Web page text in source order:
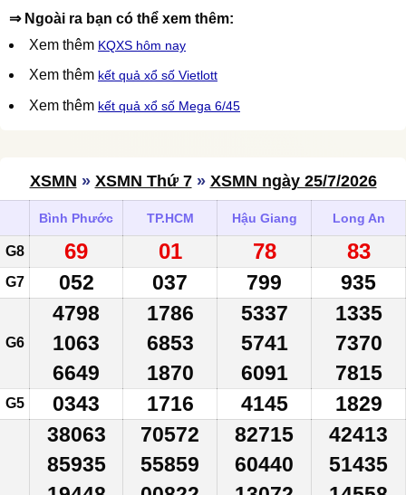
⇒ Ngoài ra bạn có thể xem thêm:
Xem thêm KQXS hôm nay
Xem thêm kết quả xổ số Vietlott
Xem thêm kết quả xổ số Mega 6/45
XSMN » XSMN Thứ 7» XSMN ngày 25/7/2026
Bình Phước TP.HCM Hậu Giang Long An
G8 69 01 78 83
G7 052 037 799 935
G6
4798
1063
6649
1786
6853
1870
5337
5741
6091
1335
7370
7815
G5 0343 1716 4145
1829
38063
85935
70572
55859
82715
60440
42413
51435